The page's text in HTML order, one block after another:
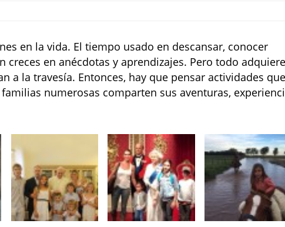
en la vida. El tiempo usado en descansar, conocer
creces en anécdotas y aprendizajes. Pero todo
a la travesía. Entonces, hay que pensar actividades
numerosas comparten sus aventuras,